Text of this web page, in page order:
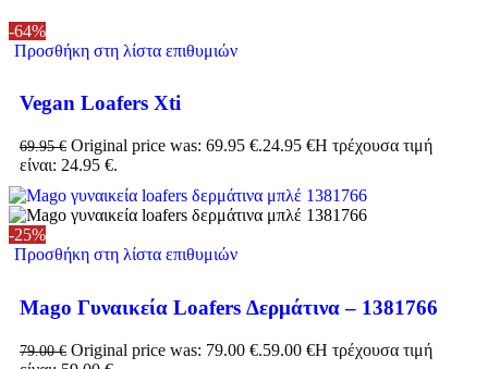
-64%
Προσθήκη στη λίστα επιθυμιών
Vegan Loafers Xti
69.95€ Original price was: 69.95 €.24.95 €Η τρέχουσα τιμή
είναι: 24.95 €.
-25%
Προσθήκη στη λίστα επιθυμιών
Mago Γυναικεία Loafers Δερμάτινα – 1381766
79.00€ Original price was: 79.00 €.59.00 €Η τρέχουσα τιμή